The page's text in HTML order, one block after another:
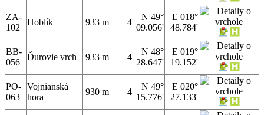
ZA-
102
Hoblík 933 m 4
N 49°
09.056'
E 018°
48.784'
BB-
056
Ďurovie vrch 933 m 4
N 48°
28.647'
E 019°
19.152'
PO-
063
Vojnianská
hora
930 m 4
N 49°
15.776'
E 020°
27.133'